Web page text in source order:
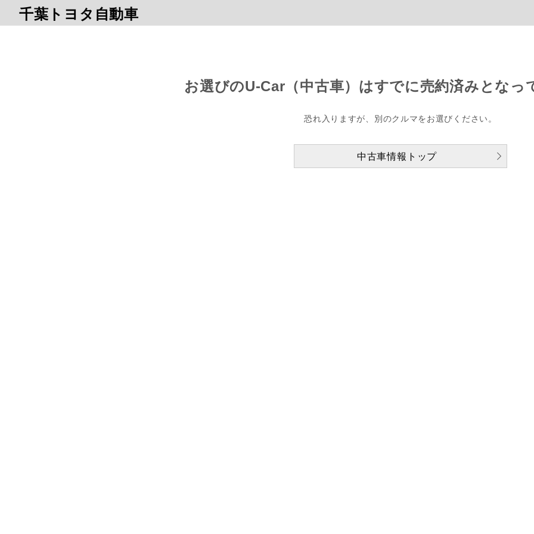
千葉トヨタ自動車
お選びのU-Car（中古車）はすでに売約済みとなっ
恐れ入りますが、別のクルマをお選びください。
中古車情報トップ